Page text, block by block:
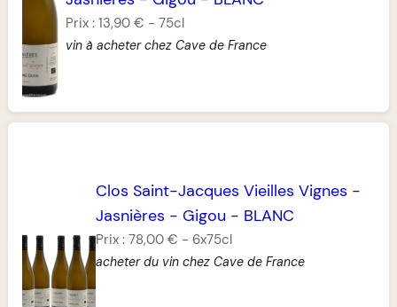
Prix : 13,90 € - 75cl
vin à acheter chez Cave de France
Clos Saint-Jacques Vieilles Vignes -
Jasnières - Gigou - BLANC
Prix :78,00 € - 6x75cl
acheter du vin chez Cave de France